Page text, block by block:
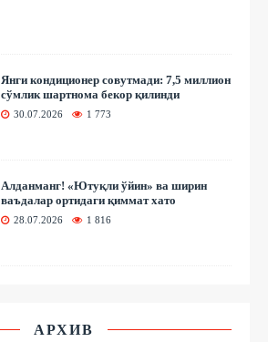
Янги кондиционер совутмади: 7,5 миллион
сўмлик шартнома бекор қилинди
30.07.2026 1 773
Алданманг! «Ютуқли ўйин» ва ширин
ваъдалар ортидаги қиммат хато
28.07.2026 1 816
АРХИВ